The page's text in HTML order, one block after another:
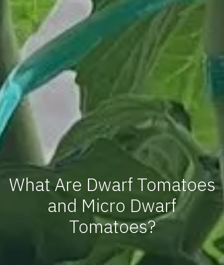
What Are Dwarf Tomatoes
and Micro Dwarf
Tomatoes?